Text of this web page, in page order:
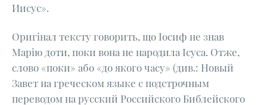
Иисус».
Оригінал тексту говорить, що Іосиф не знав
Марію доти, поки вона не народила Ісуса. Отже,
слово «поки» або «до якого часу» (див.: Новый
Завет на греческом языке с подстрочным
переводом на русский Российского Библейского